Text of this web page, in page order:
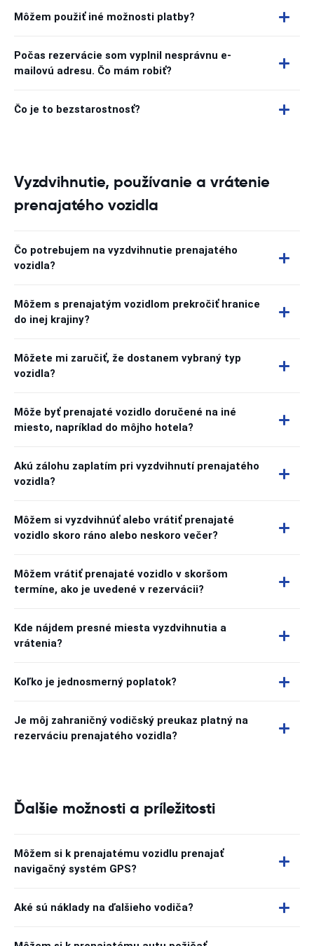
Môžem použiť iné možnosti platby?
Počas rezervácie som vyplnil nesprávnu e-
mailovú adresu. Čo mám robiť?
Čo je to bezstarostnosť?
Vyzdvihnutie, používanie a vrátenie
prenajatého vozidla
Čo potrebujem na vyzdvihnutie prenajatého
vozidla?
Môžem s prenajatým vozidlom prekročiť hranice
do inej krajiny?
Môžete mi zaručiť, že dostanem vybraný typ
vozidla?
Môže byť prenajaté vozidlo doručené na iné
miesto, napríklad do môjho hotela?
Akú zálohu zaplatím pri vyzdvihnutí prenajatého
vozidla?
Môžem si vyzdvihnúť alebo vrátiť prenajaté
vozidlo skoro ráno alebo neskoro večer?
Môžem vrátiť prenajaté vozidlo v skoršom
termíne, ako je uvedené v rezervácii?
Kde nájdem presné miesta vyzdvihnutia a
vrátenia?
Koľko je jednosmerný poplatok?
Je môj zahraničný vodičský preukaz platný na
rezerváciu prenajatého vozidla?
Ďalšie možnosti a príležitosti
Môžem si k prenajatému vozidlu prenajať
navigačný systém GPS?
Aké sú náklady na ďalšieho vodiča?